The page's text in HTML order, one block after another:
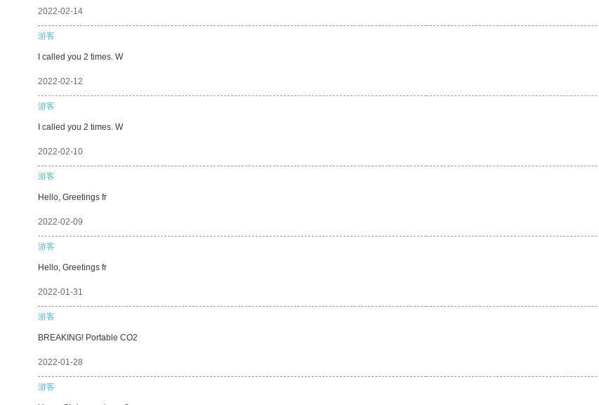
2022-02-14
游客
I called you 2 times. W
2022-02-12
游客
I called you 2 times. W
2022-02-10
游客
Hello, Greetings fr
2022-02-09
游客
Hello, Greetings fr
2022-01-31
游客
BREAKING! Portable CO2
2022-01-28
游客